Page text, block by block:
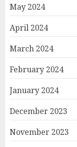
May 2024
April 2024
March 2024
February 2024
January 2024
December 2023
November 2023